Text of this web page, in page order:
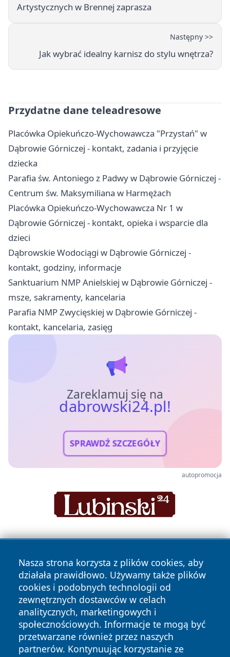
Artystycznych w Brennej zaprasza
Następny >>
Jak wybrać idealny karnisz do stylu wnętrza?
Przydatne dane teleadresowe
Placówka Opiekuńczo-Wychowawcza "Przystań" w
Dąbrowie Górniczej - kontakt, zadania i przyjęcie
dziecka
Parafia św. Antoniego z Padwy w Dąbrowie Górniczej -
Centrum św. Maksymiliana w Harmężach
Placówka Opiekuńczo-Wychowawcza Nr 1 w
Dąbrowie Górniczej - kontakt, opieka i wsparcie dla
dzieci
Dąbrowskie Wodociągi w Dąbrowie Górniczej -
kontakt, godziny, informacje
Sanktuarium NMP Anielskiej w Dąbrowie Górniczej -
msze, sakramenty, kancelaria
Parafia NMP Zwycięskiej w Dąbrowie Górniczej -
kontakt, kancelaria, zasięg
Zareklamuj się na
dabrowski24.pl!
SPRAWDŹ SZCZEGÓŁY
autopromocja
Nasza strona korzysta z plików cookies, aby
działała prawidłowo. Używamy także plików
cookies i podobnych technologii od
zewnętrznych dostawców w celach
analitycznych, marketingowych i
społecznościowych. Informacje te mogą być
przetwarzane również przez naszych
partnerów. Kontynuując korzystanie ze
Copyright © 2026 dabrowski24.pl Wszystkie prawa
zastrzeżone.
Polityka
Polityka